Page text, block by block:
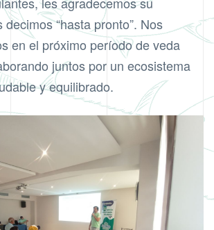
“hasta pronto”. Nos
en el próximo período de veda
juntos por un ecosistema
y equilibrado.